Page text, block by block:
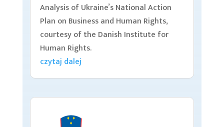
Analysis of Ukraine’s National Action
Plan on Business and Human Rights,
courtesy of the Danish Institute for
Human Rights.
czytaj dalej